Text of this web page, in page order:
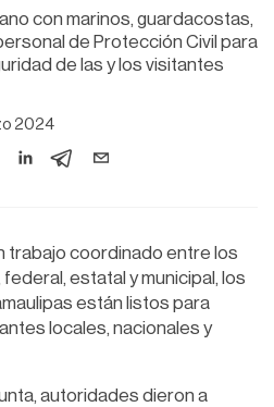
con marinos, guardacostas,
de Protección Civil para
de las y los visitantes
2024
trabajo coordinado entre los
estatal y municipal, los
están listos para
locales, nacionales y
autoridades dieron a